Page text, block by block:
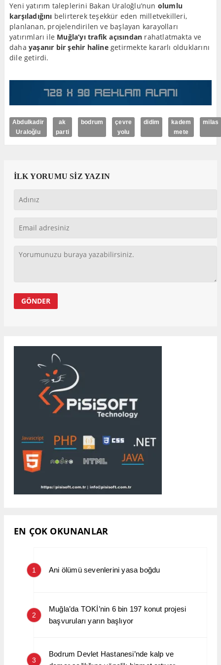
Yeni yatırım taleplerini Bakan Uraloğlu’nun olumlu
karşıladığını belirterek teşekkür eden milletvekilleri,
planlanan, projelendirilen ve başlayan karayolları
yatırımları ile Muğla’yı trafik açısından rahatlatmakta ve
daha yaşanır bir şehir halinegetirmekte kararlı olduklarını
dile getirdi.
Abdulkadir
Uraloğlu
ak
parti
bodrum
çevre
yolu
didim
kadem
mete
milas
İLK YORUMU SİZ YAZIN
EN ÇOK OKUNANLAR
1 Ani ölümü sevenlerini yasa boğdu
2
Muğla’da TOKİ’nin 6 bin 197 konut projesi
başvuruları yarın başlıyor
3
Bodrum Devlet Hastanesi’nde kalp ve